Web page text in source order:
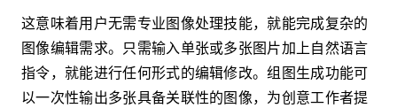
这意味着用户无需专业图像处理技能，就能完成复杂的
图像编辑需求。只需输入单张或多张图片加上自然语言
指令，就能进行任何形式的编辑修改。组图生成功能可
以一次性输出多张具备关联性的图像，为创意工作者提